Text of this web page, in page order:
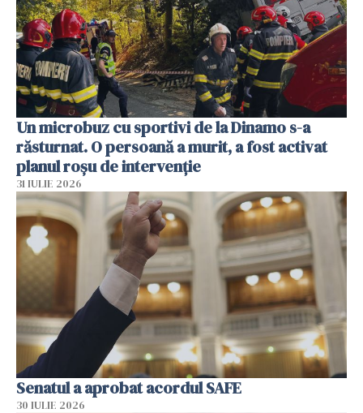
Un microbuz cu sportivi de la Dinamo s-a
răsturnat. O persoană a murit, a fost activat
planul roșu de intervenție
31 IULIE 2026
Senatul a aprobat acordul SAFE
30 IULIE 2026